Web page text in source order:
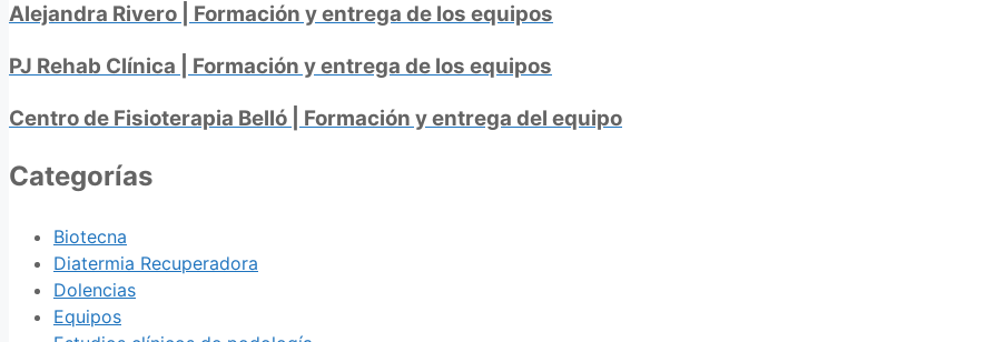
Alejandra Rivero | Formación y entrega de los equipos
PJ Rehab Clínica | Formación y entrega de los equipos
Centro de Fisioterapia Belló | Formación y entrega del equipo
Categorías
Biotecna
Diatermia Recuperadora
Dolencias
Equipos